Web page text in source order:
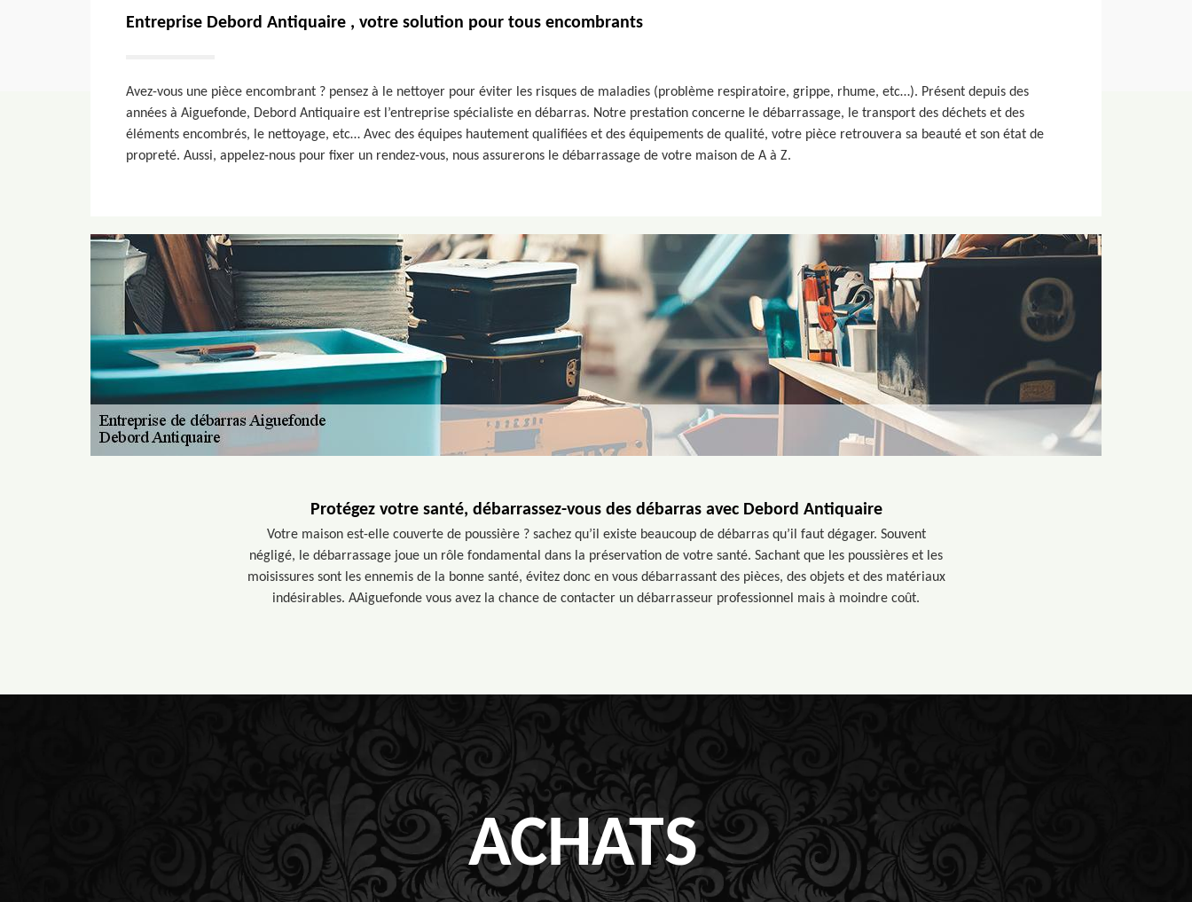
Entreprise Debord Antiquaire , votre solution pour tous encombrants
Avez-vous une pièce encombrant ? pensez à le nettoyer pour éviter les risques de maladies (problème respiratoire, grippe, rhume, etc…). Présent depuis des
années à Aiguefonde, Debord Antiquaire est l’entreprise spécialiste en débarras. Notre prestation concerne le débarrassage, le transport des déchets et des
éléments encombrés, le nettoyage, etc… Avec des équipes hautement qualifiées et des équipements de qualité, votre pièce retrouvera sa beauté et son état de
propreté. Aussi, appelez-nous pour fixer un rendez-vous, nous assurerons le débarrassage de votre maison de A à Z.
Protégez votre santé, débarrassez-vous des débarras avec Debord Antiquaire
Votre maison est-elle couverte de poussière ? sachez qu’il existe beaucoup de débarras qu’il faut dégager. Souvent
négligé, le débarrassage joue un rôle fondamental dans la préservation de votre santé. Sachant que les poussières et les
moisissures sont les ennemis de la bonne santé, évitez donc en vous débarrassant des pièces, des objets et des matériaux
indésirables. AAiguefonde vous avez la chance de contacter un débarrasseur professionnel mais à moindre coût.
ACHATS